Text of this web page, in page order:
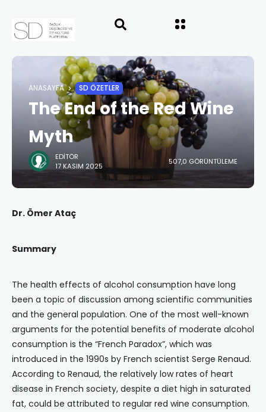
ANASAYFA SD ÖZETLER
The End of the Red Wine
Myth
EDITÖR
17 KASIM 2025
507,0 GÖRÜNTÜLEME
Dr. Ömer Ataç
Summary
The health effects of alcohol consumption have long
been a topic of discussion among scientific communities
and the general population. One of the most well-known
arguments for the potential benefits of moderate alcohol
consumption is the “French Paradox”, which was
introduced in the 1990s by French scientist Serge Renaud.
According to Renaud, the relatively low rates of heart
disease in French society, despite a diet high in saturated
fat, could be attributed to regular red wine consumption.